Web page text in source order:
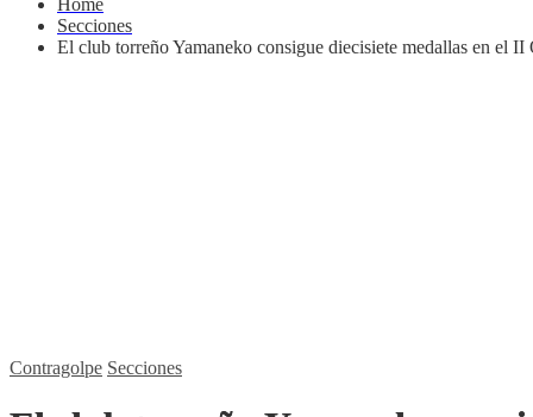
Home
Secciones
El club torreño Yamaneko consigue diecisiete medallas en el
Contragolpe Secciones